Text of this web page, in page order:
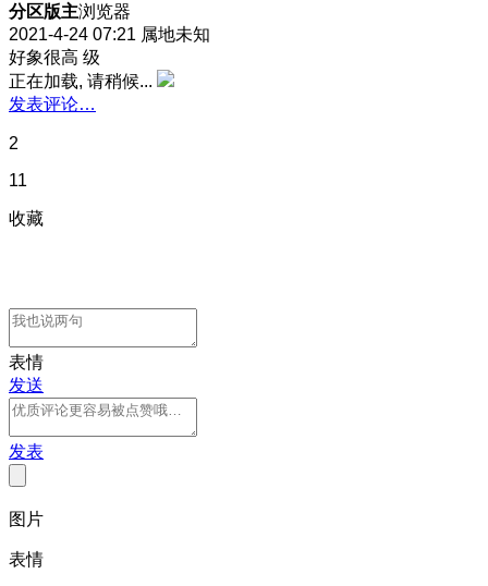
分区版主浏览器
2021-4-24 07:21 属地未知
好象很高 级
正在加载, 请稍候...
发表评论…
2
11
收藏
表情
发送
发表
图片
表情